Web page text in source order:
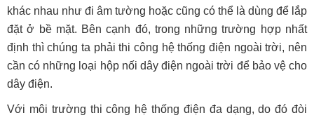
khác nhau như đi âm tường hoặc cũng có thể là dùng để lắp
đặt ở bề mặt. Bên cạnh đó, trong những trường hợp nhất
định thì chúng ta phải thi công hệ thống điện ngoài trời, nên
cần có những loại hộp nối dây điện ngoài trời để bảo vệ cho
dây điện.
Với môi trường thi công hệ thống điện đa dạng, do đó đòi